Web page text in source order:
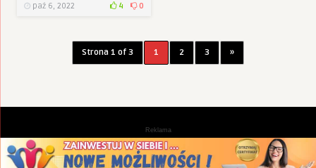
paź 6, 2022 4 0
Strona 1 of 3 1 2 3 »
Reklama